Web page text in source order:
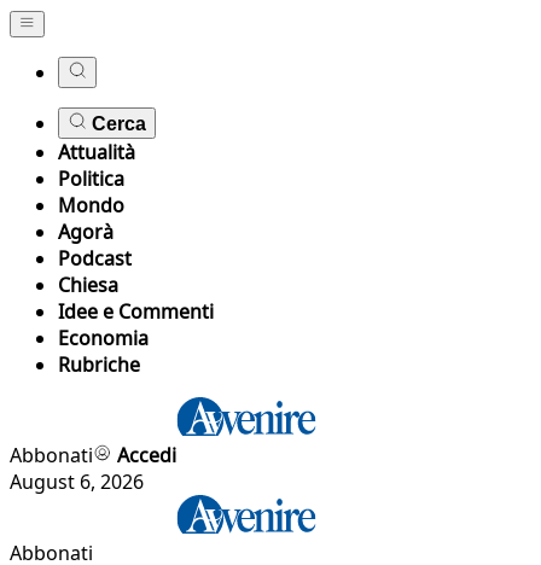
Cerca
Attualità
Politica
Mondo
Agorà
Podcast
Chiesa
Idee e Commenti
Economia
Rubriche
Abbonati
Accedi
August 6, 2026
Abbonati